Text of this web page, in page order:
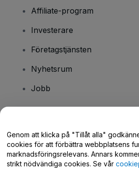
Affiliate-program
Investerare
Företagstjänsten
Nyhetsrum
Jobb
Hjälpcenter / Kontakta oss
Genom att klicka på "Tillåt alla"
cookies för att förbättra webbplatsens
marknadsföringsrelevans. Annars
strikt nödvändiga cookies. Se vår